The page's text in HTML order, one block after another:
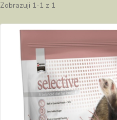
Zobrazuji 1-1 z 1